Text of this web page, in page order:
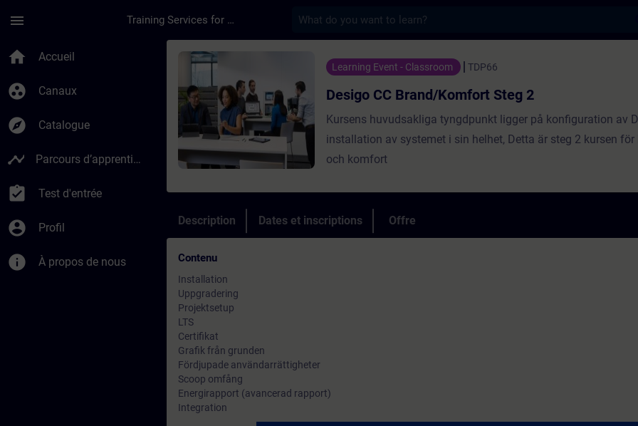
menu Training Services for Digital Industries
home Accueil
group_work Canaux
explore Catalogue
timeline Parcours d’apprentissage
assignment_turned_in Test d'entrée
account_circle Profil
info À propos de nous
Cours - Desigo CC Brand/Komfort Steg 2 - Entraînement -
Learning Event - Classroom TDP66
Desigo CC Brand/Komfort Steg 2
Kursens huvudsakliga tyngdpunkt ligger på konfiguration av
installation av systemet i sin helhet, Detta är steg 2 kursen för
och komfort
Description Dates et inscriptions Offre
Contenu
Installation
Uppgradering
Projektsetup
LTS
Certifikat
Grafik från grunden
Fördjupade användarrättigheter
Scoop omfång
Energirapport (avancerad rapport)
Integration